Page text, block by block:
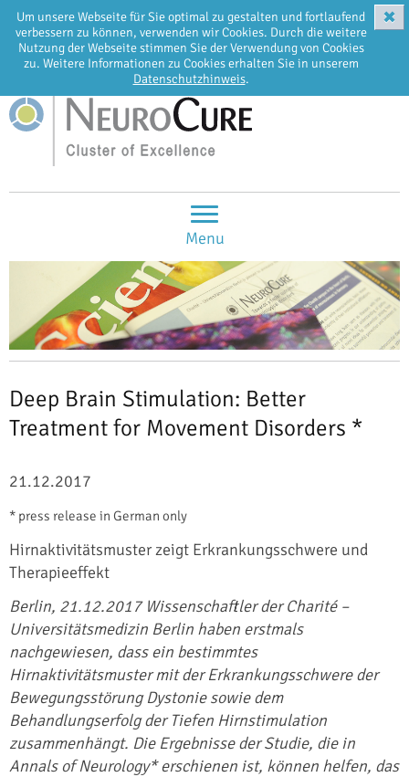
Um unsere Webseite für Sie optimal zu gestalten und fortlaufend
verbessern zu können, verwenden wir Cookies. Durch die weitere
Nutzung der Webseite stimmen Sie der Verwendung von Cookies
zu. Weitere Informationen zu Cookies erhalten Sie in unserem
Datenschutzhinweis.
✖
EN DE
Menu
Deep Brain Stimulation: Better
Treatment for Movement Disorders *
21.12.2017
* press release in German only
Hirnaktivitätsmuster zeigt Erkrankungsschwere und
Therapieeffekt
Berlin, 21.12.2017 Wissenschaftler der Charité –
Universitätsmedizin Berlin haben erstmals
nachgewiesen, dass ein bestimmtes
Hirnaktivitätsmuster mit der Erkrankungsschwere der
Bewegungsstörung Dystonie sowie dem
Behandlungserfolg der Tiefen Hirnstimulation
zusammenhängt. Die Ergebnisse der Studie, die in
Annals of Neurology* erschienen ist, können helfen, das